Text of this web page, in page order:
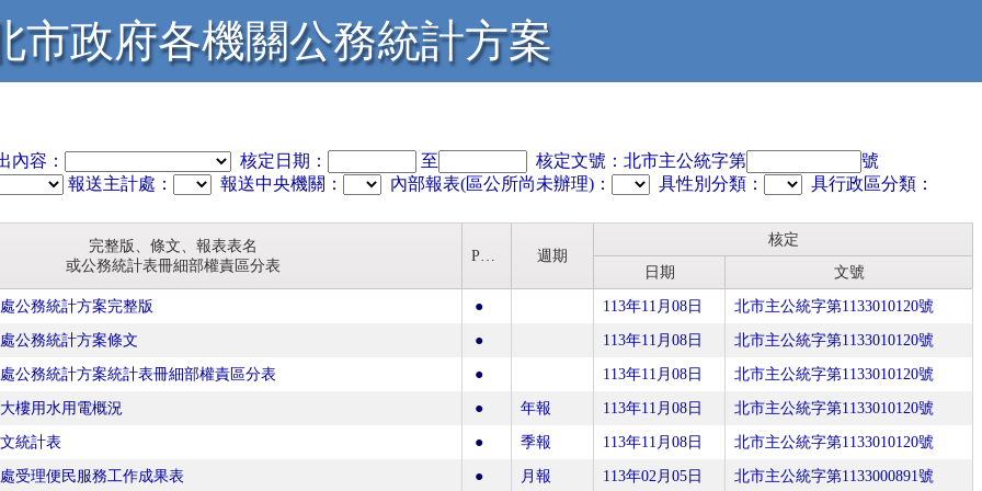
市政府各機關公務統計方案
內容： 核定日期： 至 核定文號：北市主公統字第
號
報送主計處：
報送中央機關： 內部報表(區公所尚未辦理)： 具性別分類： 具行政區分類：
完整版、條文、報表表名
或公務統計表冊細部權責區分表
PDF檔 週期
核定
日期
文號
公務統計方案完整版 ● 113年11月08日 北市主公統字第1133010120號
公務統計方案條文 ● 113年11月08日 北市主公統字第1133010120號
公務統計方案統計表冊細部權責區分表 ● 113年11月08日 北市主公統字第1133010120號
樓用水用電概況 ● 年報 113年11月08日 北市主公統字第1133010120號
統計表 ● 季報 113年11月08日 北市主公統字第1133010120號
受理便民服務工作成果表 ● 月報 113年02月05日 北市主公統字第1133000891號